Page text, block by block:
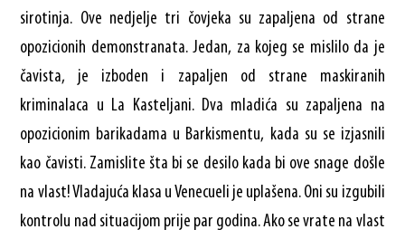
sirotinja. Ove nedjelje tri čovjeka su zapaljena od strane
opozicionih demonstranata. Jedan, za kojeg se mislilo da je
čavista, je izboden i zapaljen od strane maskiranih
kriminalaca u La Kasteljani. Dva mladića su zapaljena na
opozicionim barikadama u Barkismentu, kada su se izjasnili
kao čavisti. Zamislite šta bi se desilo kada bi ove snage došle
na vlast! Vladajuća klasa u Venecueli je uplašena. Oni su izgubili
kontrolu nad situacijom prije par godina. Ako se vrate na vlast